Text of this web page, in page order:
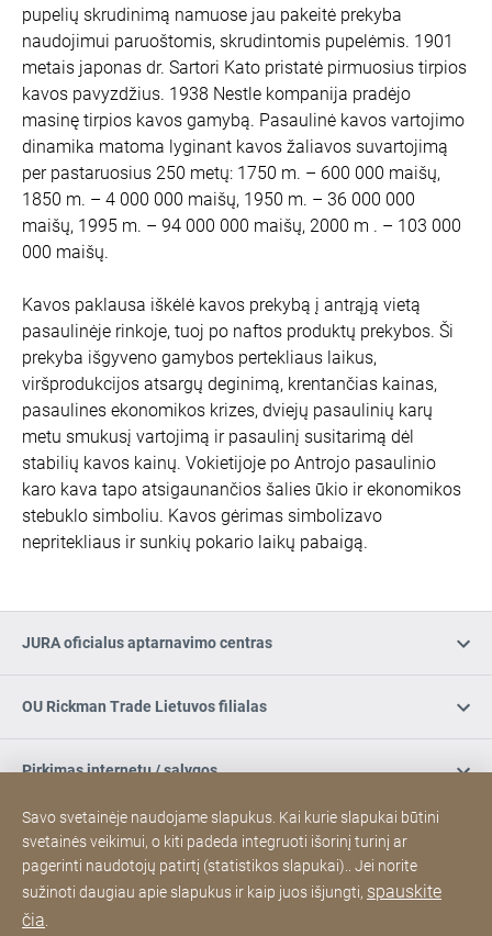
pupelių skrudinimą namuose jau pakeitė prekyba
naudojimui paruoštomis, skrudintomis pupelėmis. 1901
metais japonas dr. Sartori Kato pristatė pirmuosius tirpios
kavos pavyzdžius. 1938 Nestle kompanija pradėjo
masinę tirpios kavos gamybą. Pasaulinė kavos vartojimo
dinamika matoma lyginant kavos žaliavos suvartojimą
per pastaruosius 250 metų: 1750 m. – 600 000 maišų,
1850 m. – 4 000 000 maišų, 1950 m. – 36 000 000
maišų, 1995 m. – 94 000 000 maišų, 2000 m . – 103 000
000 maišų.
Kavos paklausa iškėlė kavos prekybą į antrąją vietą
pasaulinėje rinkoje, tuoj po naftos produktų prekybos. Ši
prekyba išgyveno gamybos pertekliaus laikus,
viršprodukcijos atsargų deginimą, krentančias kainas,
pasaulines ekonomikos krizes, dviejų pasaulinių karų
metu smukusį vartojimą ir pasaulinį susitarimą dėl
stabilių kavos kainų. Vokietijoje po Antrojo pasaulinio
karo kava tapo atsigaunančios šalies ūkio ir ekonomikos
stebuklo simboliu. Kavos gėrimas simbolizavo
nepritekliaus ir sunkių pokario laikų pabaigą.
JURA oficialus aptarnavimo centras
OU Rickman Trade Lietuvos filialas
Pirkimas internetu / sąlygos
Užsiregistruokite naujienlaiškiui
Socialinė žiniasklaida
Savo svetainėje naudojame slapukus. Kai kurie slapukai būtini
svetainės veikimui, o kiti padeda integruoti išorinį turinį ar
pagerinti naudotojų patirtį (statistikos slapukai).. Jei norite
sužinoti daugiau apie slapukus ir kaip juos išjungti, spauskite
čia